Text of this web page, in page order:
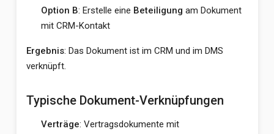
Option B: Erstelle eine Beteiligung am Dokument
mit CRM-Kontakt
Ergebnis: Das Dokument ist im CRM und im DMS
verknüpft.
Typische Dokument-Verknüpfungen
Verträge: Vertragsdokumente mit